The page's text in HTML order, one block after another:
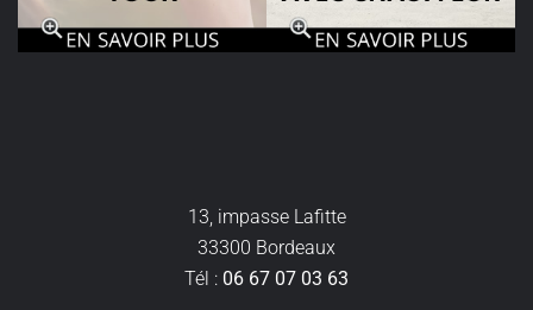
13, impasse Lafitte
33300 Bordeaux
Tél : 06 67 07 03 63